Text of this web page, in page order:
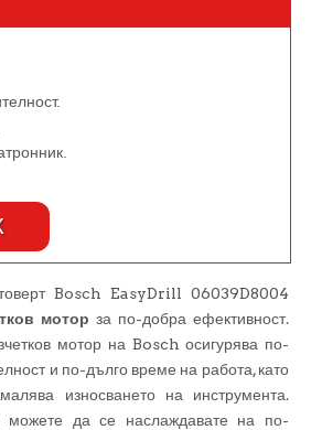
Bosch EasyDrill 06039D8004
мотор за по-добра ефективност.
мотор на Bosch осигурява по-
и по-дълго време на работа, като
износването на инструмента.
можете да се наслаждавате на по-